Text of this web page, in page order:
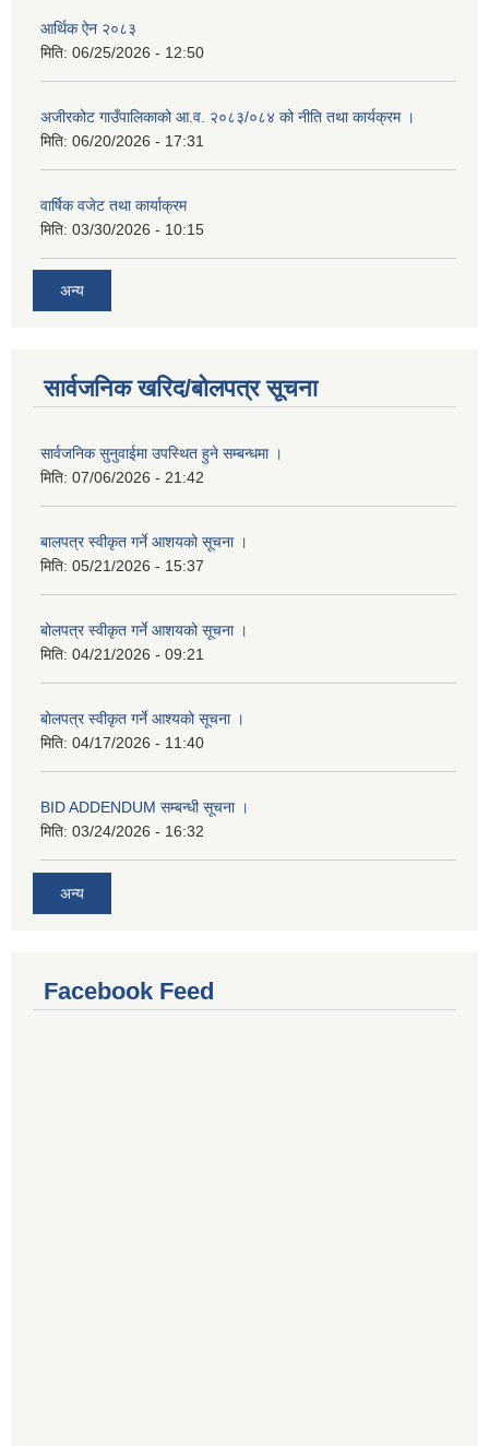
आर्थिक ऐन २०८३
मिति: 06/25/2026 - 12:50
अजीरकोट गाउँपालिकाको आ.व. २०८३/०८४ को नीति तथा कार्यक्रम ।
मिति: 06/20/2026 - 17:31
वार्षिक वजेट तथा कार्याक्रम
मिति: 03/30/2026 - 10:15
अन्य
सार्वजनिक खरिद/बोलपत्र सूचना
सार्वजनिक सुनुवाईमा उपस्थित हुने सम्बन्धमा ।
मिति: 07/06/2026 - 21:42
बालपत्र स्वीकृत गर्ने आशयको सूचना ।
मिति: 05/21/2026 - 15:37
बोलपत्र स्वीकृत गर्ने आशयको सूचना ।
मिति: 04/21/2026 - 09:21
बोलपत्र स्वीकृत गर्ने आश्यको सूचना ।
मिति: 04/17/2026 - 11:40
BID ADDENDUM सम्बन्धी सूचना ।
मिति: 03/24/2026 - 16:32
अन्य
Facebook Feed